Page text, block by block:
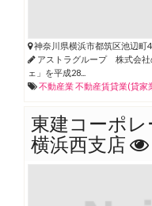
神奈川県横浜市都筑区池辺
アストラグループ 株式会社
ェ」を平成28...
不動産業不動産賃貸業(貸家
東建コーポ
横浜西支店